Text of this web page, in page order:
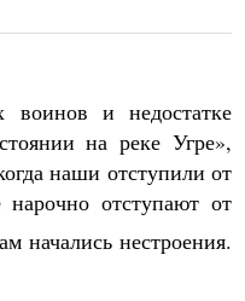
воинов и недостатке
на реке Угре»,
наши отступили от
нарочно отступают от
начались нестроения.